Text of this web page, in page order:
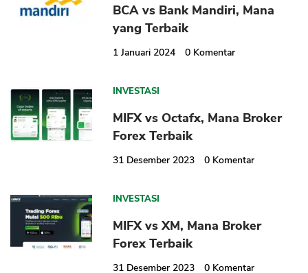
BCA vs Bank Mandiri, Mana
yang Terbaik
1 Januari 2024 0 Komentar
INVESTASI
MIFX vs Octafx, Mana Broker
Forex Terbaik
31 Desember 2023 0 Komentar
INVESTASI
MIFX vs XM, Mana Broker
Forex Terbaik
31 Desember 2023 0 Komentar